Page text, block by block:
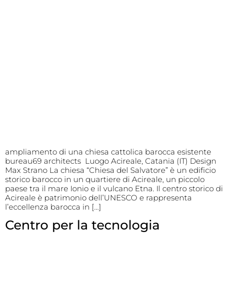
ampliamento di una chiesa cattolica barocca esistente
bureau69 architects Luogo Acireale, Catania (IT) Design
Max Strano La chiesa “Chiesa del Salvatore” è un edificio
storico barocco in un quartiere di Acireale, un piccolo
paese tra il mare Ionio e il vulcano Etna. Il centro storico di
Acireale è patrimonio dell’UNESCO e rappresenta
l’eccellenza barocca in […]
Centro per la tecnologia